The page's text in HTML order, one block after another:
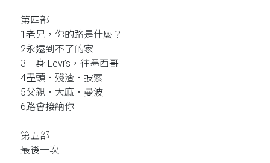
第四部
1老兄，你的路是什麼？
2永遠到不了的家
3一身 Levi’s，往墨西哥
4盡頭．殘渣．披索
5父親．大麻．曼波
6路會接納你
第五部
最後一次